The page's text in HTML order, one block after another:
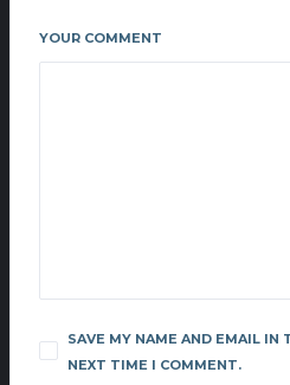
YOUR COMMENT
SAVE MY NAME AND EMAIL IN
NEXT TIME I COMMENT.